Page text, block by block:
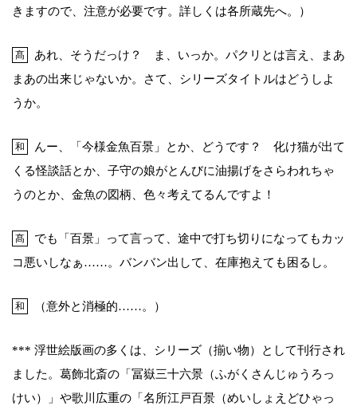
きますので、注意が必要です。詳しくは各所蔵先へ。）
髙
あれ、そうだっけ？ ま、いっか。パクリとは言え、まあ
まあの出来じゃないか。さて、シリーズタイトルはどうしよ
うか。
和
んー、「今様金魚百景」とか、どうです？ 化け猫が出て
くる怪談話とか、子守の娘がとんびに油揚げをさらわれちゃ
うのとか、金魚の図柄、色々考えてるんですよ！
髙
でも「百景」って言って、途中で打ち切りになってもカッ
コ悪いしなぁ……。バンバン出して、在庫抱えても困るし。
和 （意外と消極的……。）
*** 浮世絵版画の多くは、シリーズ（揃い物）として刊行され
ました。葛飾北斎の「冨嶽三十六景（ふがくさんじゅうろっ
けい）」や歌川広重の「名所江戸百景（めいしょえどひゃっ